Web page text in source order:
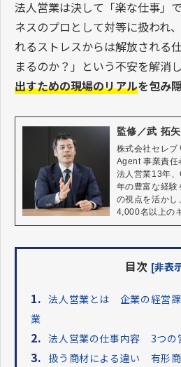
法人営業は決して「楽な仕事」
ネスのプロとして対等に扱われ
れるストレスからは解放される
まるのか？」という不安を解消し
出すための現場のリアルを包み
監修／武 拓矢
株式会社セレ
Agent 事業責任
法人営業13年
年の豊富な経験
の視点を活か
4,000名以上の
目次 [非表
1. 法人営業とは 企業の経営
業
2. 法人営業の仕事内容 3つの
3. 扱う商材による違い 有形